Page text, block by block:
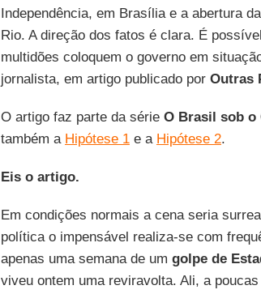
Independência, em Brasília e a abertura
Rio. A direção dos fatos é clara. É
multidões coloquem o governo em
jornalista, em artigo publicado por Outras
O artigo faz parte da série O Brasil sob o
também a Hipótese 1e a Hipótese 2.
Eis o artigo.
Em condições normais a cena seria
política o impensável realiza-se com
apenas uma semana de um golpe de
viveu ontem uma reviravolta. Ali, a